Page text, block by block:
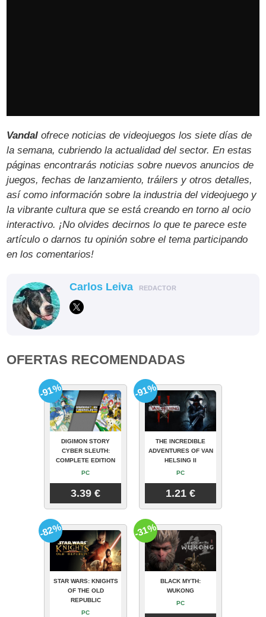
Vandal ofrece noticias de videojuegos los siete días de
la semana, cubriendo la actualidad del sector. En estas
páginas encontrarás noticias sobre nuevos anuncios de
juegos, fechas de lanzamiento, tráilers y otros detalles,
así como información sobre la industria del videojuego y
la vibrante cultura que se está creando en torno al ocio
interactivo. ¡No olvides decirnos lo que te parece este
artículo o darnos tu opinión sobre el tema participando
en los comentarios!
Carlos Leiva REDACTOR
OFERTAS RECOMENDADAS
DIGIMON STORY
CYBER SLEUTH:
COMPLETE EDITION
PC
3.39 €
-91%
THE INCREDIBLE
ADVENTURES OF VAN
HELSING II
PC
1.21 €
-91%
STAR WARS: KNIGHTS
OF THE OLD
REPUBLIC
PC
-82%
BLACK MYTH:
WUKONG
PC
-31%